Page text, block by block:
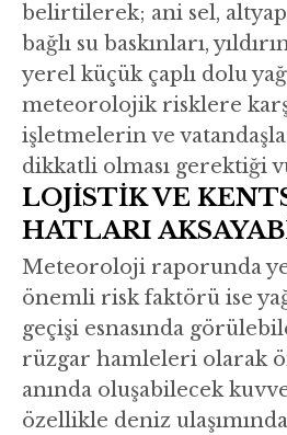
belirtilerek; ani sel,
bağlı su baskınları,
yerel küçük çaplı dolu
meteorolojik risklere
işletmelerin ve
dikkatli olması gerektiği
LOJİSTİK VE
HATLARI
Meteoroloji raporunda
önemli risk faktörü ise
geçişi esnasında
rüzgar hamleleri olarak
anında oluşabilecek
özellikle deniz